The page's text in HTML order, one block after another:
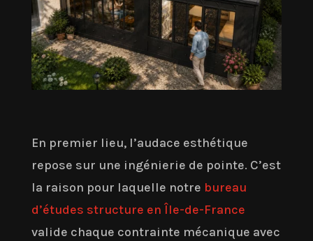
En premier lieu, l’audace esthétique
repose sur une ingénierie de pointe. C’est
la raison pour laquelle notre bureau
d’études structure en Île-de-France
valide chaque contrainte mécanique avec